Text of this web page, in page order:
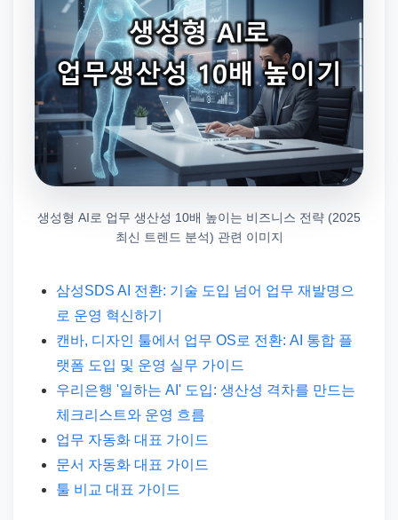
생성형 AI로 업무 생산성 10배 높이는 비즈니스 전략 (2025
최신 트렌드 분석) 관련 이미지
삼성SDS AI 전환: 기술 도입 넘어 업무 재발명으
로 운영 혁신하기
캔바, 디자인 툴에서 업무 OS로 전환: AI 통합 플
랫폼 도입 및 운영 실무 가이드
우리은행 '일하는 AI' 도입: 생산성 격차를 만드는
체크리스트와 운영 흐름
업무 자동화 대표 가이드
문서 자동화 대표 가이드
툴 비교 대표 가이드